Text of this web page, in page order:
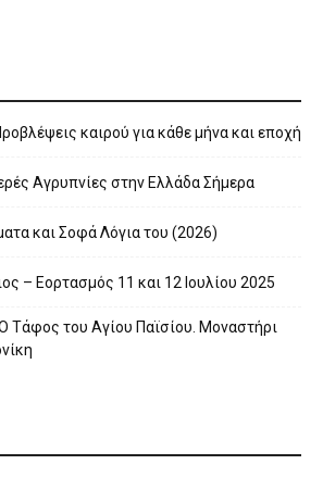
καιρού για κάθε μήνα και εποχή
Αγρυπνίες στην Ελλάδα Σήμερα
και Σοφά Λόγια του (2026)
– Εορτασμός 11 και 12 Ιουλίου 2025
Τάφος του Αγίου Παϊσίου. Μοναστήρι